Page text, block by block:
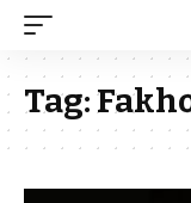
Tag: